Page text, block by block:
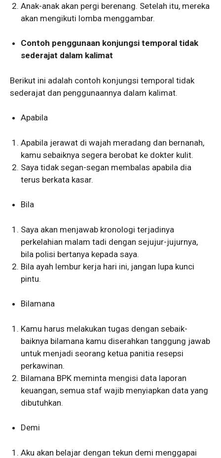
Anak-anak akan pergi berenang. Setelah itu, mereka
akan mengikuti lomba menggambar.
Contoh penggunaan konjungsi temporal tidak
sederajat dalam kalimat
Berikut ini adalah contoh konjungsi temporal tidak
sederajat dan penggunaannya dalam kalimat.
Apabila
Apabila jerawat di wajah meradang dan bernanah,
kamu sebaiknya segera berobat ke dokter kulit.
Saya tidak segan-segan membalas apabila dia
terus berkata kasar.
Bila
Saya akan menjawab kronologi terjadinya
perkelahian malam tadi dengan sejujur-jujurnya,
bila polisi bertanya kepada saya.
Bila ayah lembur kerja hari ini, jangan lupa kunci
pintu.
Bilamana
Kamu harus melakukan tugas dengan sebaik-
baiknya bilamana kamu diserahkan tanggung jawab
untuk menjadi seorang ketua panitia resepsi
perkawinan.
Bilamana BPK meminta mengisi data laporan
keuangan, semua staf wajib menyiapkan data yang
dibutuhkan.
Demi
Aku akan belajar dengan tekun demi menggapai